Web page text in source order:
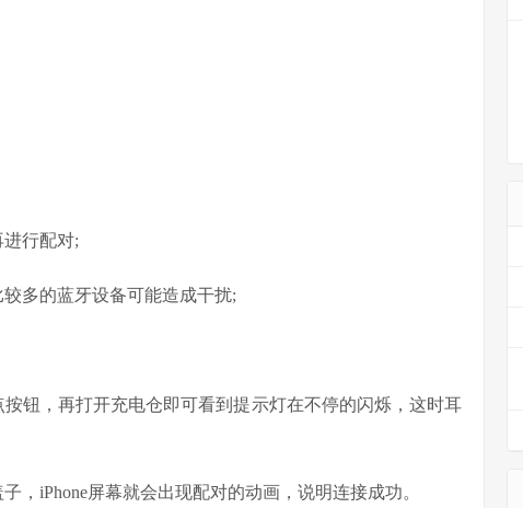
行配对;
多的蓝牙设备可能造成干扰;
钮，再打开充电仓即可看到提示灯在不停的闪烁，这时耳
，iPhone屏幕就会出现配对的动画，说明连接成功。